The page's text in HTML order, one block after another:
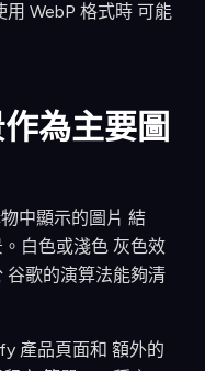
WebP 格式時 可能
為主要圖
中顯示的圖片 結
白色或淺色 灰色效
谷歌的演算法能夠清
產品頁面和 額外的